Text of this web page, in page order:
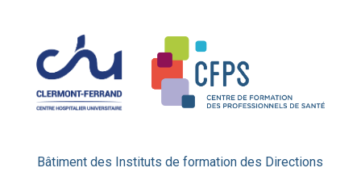
Bâtiment des Instituts de formation des Directions